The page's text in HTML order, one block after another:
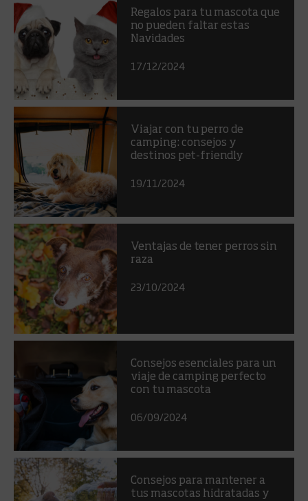
Regalos para tu mascota que
no pueden faltar estas
Navidades
17/12/2024
Viajar con tu perro de
camping: consejos y
destinos pet-friendly
19/11/2024
Ventajas de tener perros sin
raza
23/10/2024
Consejos esenciales para un
viaje de camping perfecto
con tu mascota
06/09/2024
Consejos para mantener a
tus mascotas hidratadas y